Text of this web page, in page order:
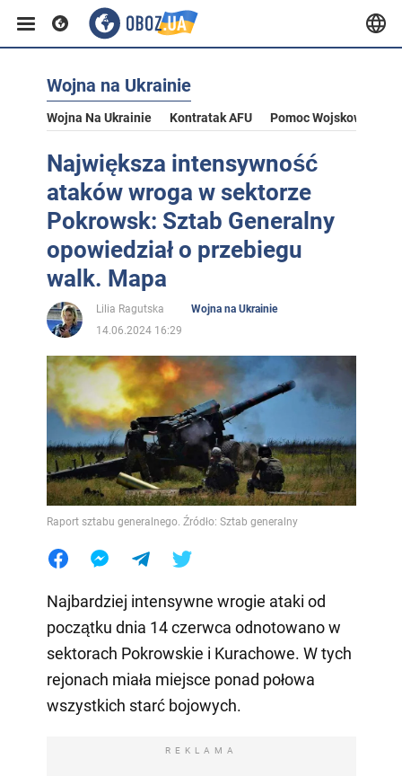
Wojna na Ukrainie
Wojna Na Ukrainie Kontratak AFU Pomoc Wojskowa Dla
Największa intensywność
ataków wroga w sektorze
Pokrowsk: Sztab Generalny
opowiedział o przebiegu
walk. Mapa
Lilia Ragutska
Wojna na Ukrainie
14.06.2024 16:29
Raport sztabu generalnego. Źródło: Sztab generalny
Najbardziej intensywne wrogie ataki od
początku dnia 14 czerwca odnotowano w
sektorach Pokrowskie i Kurachowe. W tych
rejonach miała miejsce ponad połowa
wszystkich starć bojowych.
REKLAMA